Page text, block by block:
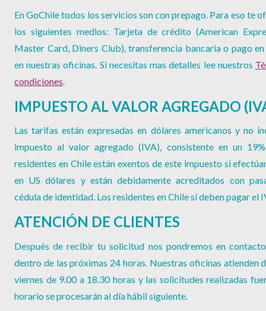
En GoChile todos los servicios son con prepago. Para eso te
los siguientes medios: Tarjeta de crédito (American
Master Card, Diners Club), transferencia bancaria o pago
en nuestras oficinas. Si necesitas mas detalles lee nuestros
condiciones.
IMPUESTO AL VALOR AGREGADO
Las tarifas están expresadas en dólares americanos y no
impuesto al valor agregado (IVA), consistente en un
residentes en Chile están exentos de este impuesto si
en US dólares y están debidamente acreditados con
cédula de identidad. Los residentes en Chile sí deben pagar el
ATENCIÓN DE CLIENTES
Después de recibir tu solicitud nos pondremos en
dentro de las próximas 24 horas. Nuestras oficinas atienden
viernes de 9.00 a 18.30 horas y las solicitudes realizadas
horario se procesarán al día hábil siguiente.